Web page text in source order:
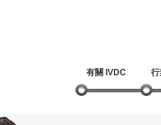
有關 IVDC